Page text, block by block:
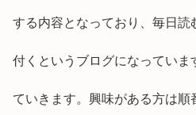
する内容となっており、毎日読
付くというブログになっていま
ていきます。興味がある方は順